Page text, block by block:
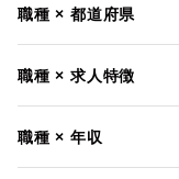
職種 × 都道府県
職種 × 求人特徴
職種 × 年収